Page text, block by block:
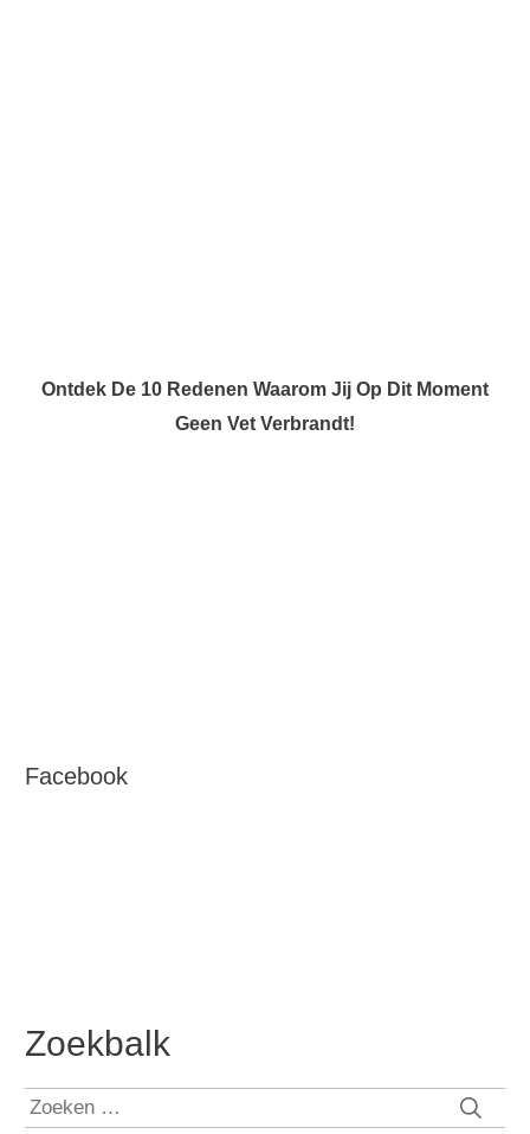
Ontdek De 10 Redenen Waarom Jij Op Dit Moment
Geen Vet Verbrandt!
Facebook
Zoekbalk
Zoeken